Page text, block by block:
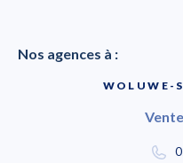
Nos agences à :
WOLUWE-